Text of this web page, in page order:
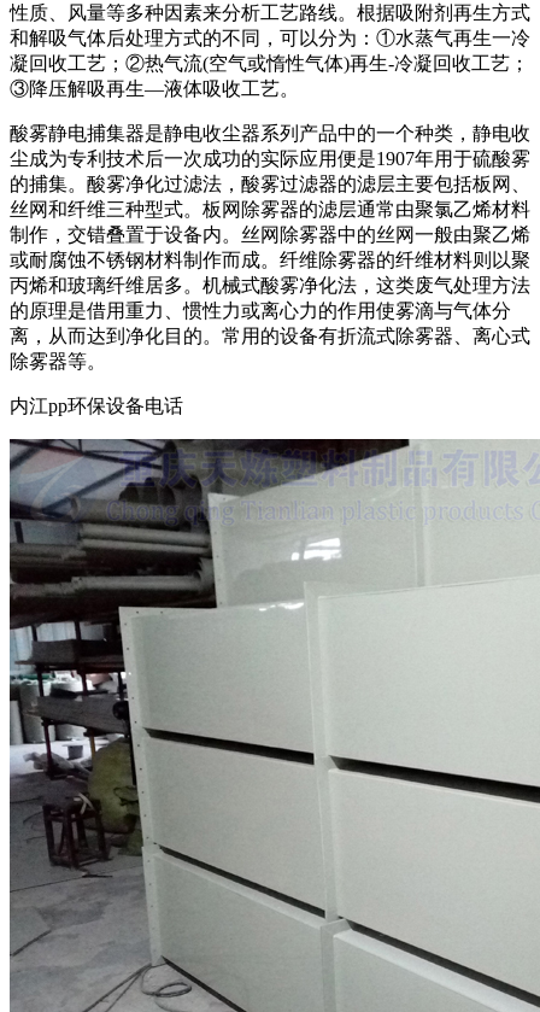
性质、风量等多种因素来分析工艺路线。根据吸附剂再生方式
和解吸气体后处理方式的不同，可以分为：①水蒸气再生一冷
凝回收工艺；②热气流(空气或惰性气体)再生-冷凝回收工艺；
③降压解吸再生—液体吸收工艺。
酸雾静电捕集器是静电收尘器系列产品中的一个种类，静电收
尘成为专利技术后一次成功的实际应用便是1907年用于硫酸雾
的捕集。酸雾净化过滤法，酸雾过滤器的滤层主要包括板网、
丝网和纤维三种型式。板网除雾器的滤层通常由聚氯乙烯材料
制作，交错叠置于设备内。丝网除雾器中的丝网一般由聚乙烯
或耐腐蚀不锈钢材料制作而成。纤维除雾器的纤维材料则以聚
丙烯和玻璃纤维居多。机械式酸雾净化法，这类废气处理方法
的原理是借用重力、惯性力或离心力的作用使雾滴与气体分
离，从而达到净化目的。常用的设备有折流式除雾器、离心式
除雾器等。
内江pp环保设备电话